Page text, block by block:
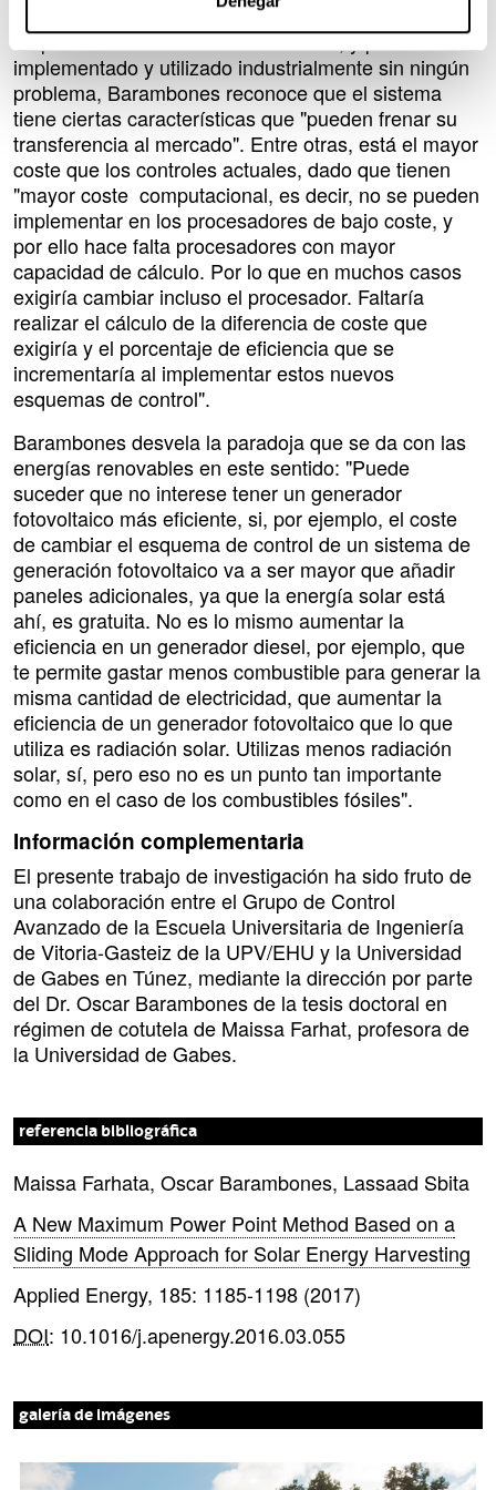
A pesar de que las pruebas las han llevado a cabo
en paneles fotovoltaicos comerciales, y podría ser
implementado y utilizado industrialmente sin ningún
problema, Barambones reconoce que el sistema
tiene ciertas características que "pueden frenar su
transferencia al mercado". Entre otras, está el mayor
coste que los controles actuales, dado que tienen
"mayor coste computacional, es decir, no se pueden
implementar en los procesadores de bajo coste, y
por ello hace falta procesadores con mayor
capacidad de cálculo. Por lo que en muchos casos
exigiría cambiar incluso el procesador. Faltaría
realizar el cálculo de la diferencia de coste que
exigiría y el porcentaje de eficiencia que se
incrementaría al implementar estos nuevos
esquemas de control".
Barambones desvela la paradoja que se da con las
energías renovables en este sentido: "Puede
suceder que no interese tener un generador
fotovoltaico más eficiente, si, por ejemplo, el coste
de cambiar el esquema de control de un sistema de
generación fotovoltaico va a ser mayor que añadir
paneles adicionales, ya que la energía solar está
ahí, es gratuita. No es lo mismo aumentar la
eficiencia en un generador diesel, por ejemplo, que
te permite gastar menos combustible para generar la
misma cantidad de electricidad, que aumentar la
eficiencia de un generador fotovoltaico que lo que
utiliza es radiación solar. Utilizas menos radiación
solar, sí, pero eso no es un punto tan importante
como en el caso de los combustibles fósiles".
Información complementaria
El presente trabajo de investigación ha sido fruto de
una colaboración entre el Grupo de Control
Avanzado de la Escuela Universitaria de Ingeniería
de Vitoria-Gasteiz de la UPV/EHU y la Universidad
de Gabes en Túnez, mediante la dirección por parte
del Dr. Oscar Barambones de la tesis doctoral en
régimen de cotutela de Maissa Farhat, profesora de
la Universidad de Gabes.
referencia bibliográfica
Maissa Farhata, Oscar Barambones, Lassaad Sbita
A New Maximum Power Point Method Based on a
Sliding Mode Approach for Solar Energy Harvesting
Applied Energy, 185: 1185-1198 (2017)
DOI: 10.1016/j.apenergy.2016.03.055
galería de imágenes